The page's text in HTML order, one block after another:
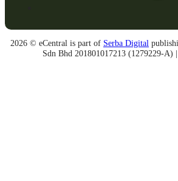
2026 © eCentral is part of Serba Digital
Sdn Bhd 201801017213 (1279229-A) |